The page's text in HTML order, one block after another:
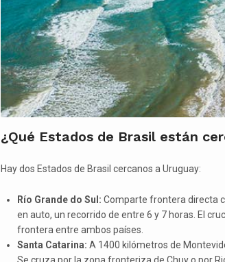
¿Qué Estados de Brasil están
Hay dos Estados de Brasil cercanos a Uruguay:
Río Grande do Sul: Comparte frontera directa
en auto, un recorrido de entre 6 y 7 horas. El
frontera entre ambos países.
Santa Catarina: A 1400 kilómetros de
Se cruza por la zona fronteriza de Chuy o por